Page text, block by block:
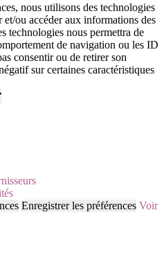
nous utilisons des technologies
ou accéder aux informations des
technologies nous permettra de
de navigation ou les ID
consentir ou de retirer son
sur certaines caractéristiques
Enregistrer les préférences Voir